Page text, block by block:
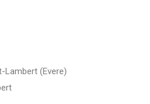
Lambert (Evere)